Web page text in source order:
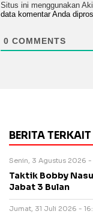
Situs ini menggunakan
data komentar Anda
0 COMMENTS
BERITA TERKAIT
Senin, 3 Agustus 2026 -
Taktik Bobby
Jabat 3 Bulan
Jumat, 31 Juli 2026 -